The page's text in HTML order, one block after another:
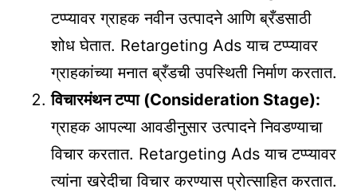
टप्प्यावर ग्राहक नवीन उत्पादने आणि ब्रँडसाठी
शोध घेतात. Retargeting Ads याच टप्प्यावर
ग्राहकांच्या मनात ब्रँडची उपस्थिती निर्माण करतात.
विचारमंथन टप्पा (Consideration Stage):
ग्राहक आपल्या आवडीनुसार उत्पादने निवडण्याचा
विचार करतात. Retargeting Ads याच टप्प्यावर
त्यांना खरेदीचा विचार करण्यास प्रोत्साहित करतात.